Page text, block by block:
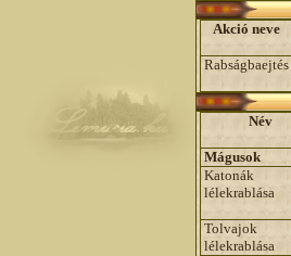
Akció neve
Rabságbaejtés
Név
Mágusok
Katonák
lélekrablása
Tolvajok
lélekrablása